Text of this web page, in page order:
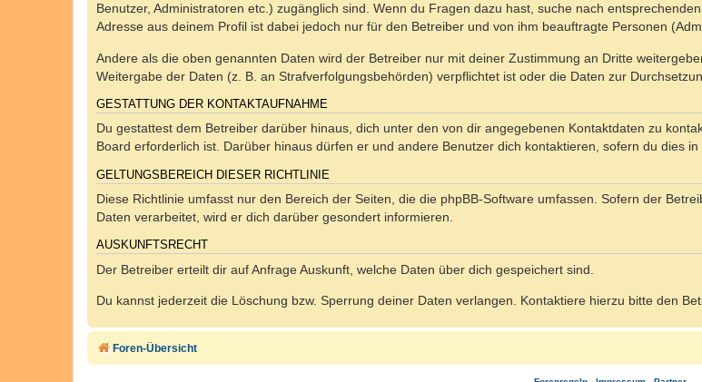
Benutzer, Administratoren etc.) zugänglich sind. Wenn du Fragen dazu hast, suche nach
Adresse aus deinem Profil ist dabei jedoch nur für den Betreiber und von ihm beauftragte Personen
Andere als die oben genannten Daten wird der Betreiber nur mit deiner Zustimmung an Dritte
Weitergabe der Daten (z. B. an Strafverfolgungsbehörden) verpflichtet ist oder die Daten zur
GESTATTUNG DER KONTAKTAUFNAHME
Du gestattest dem Betreiber darüber hinaus, dich unter den von dir angegebenen Kontaktdaten zu
Board erforderlich ist. Darüber hinaus dürfen er und andere Benutzer dich kontaktieren, sofern du dies
GELTUNGSBEREICH DIESER RICHTLINIE
Diese Richtlinie umfasst nur den Bereich der Seiten, die die phpBB-Software umfassen. Sofern der
Daten verarbeitet, wird er dich darüber gesondert informieren.
AUSKUNFTSRECHT
Der Betreiber erteilt dir auf Anfrage Auskunft, welche Daten über dich gespeichert sind.
Du kannst jederzeit die Löschung bzw. Sperrung deiner Daten verlangen. Kontaktiere hierzu bitte den
Foren-Übersicht